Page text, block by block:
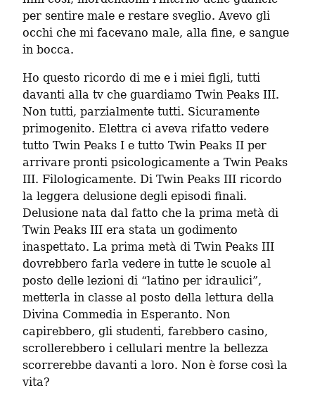
per sentire male e restare sveglio. Avevo gli
occhi che mi facevano male, alla fine, e sangue
in bocca.
Ho questo ricordo di me e i miei figli, tutti
davanti alla tv che guardiamo Twin Peaks III.
Non tutti, parzialmente tutti. Sicuramente
primogenito. Elettra ci aveva rifatto vedere
tutto Twin Peaks I e tutto Twin Peaks II per
arrivare pronti psicologicamente a Twin Peaks
III. Filologicamente. Di Twin Peaks III ricordo
la leggera delusione degli episodi finali.
Delusione nata dal fatto che la prima metà di
Twin Peaks III era stata un godimento
inaspettato. La prima metà di Twin Peaks III
dovrebbero farla vedere in tutte le scuole al
posto delle lezioni di “latino per idraulici”,
metterla in classe al posto della lettura della
Divina Commedia in Esperanto. Non
capirebbero, gli studenti, farebbero casino,
scrollerebbero i cellulari mentre la bellezza
scorrerebbe davanti a loro. Non è forse così la
vita?